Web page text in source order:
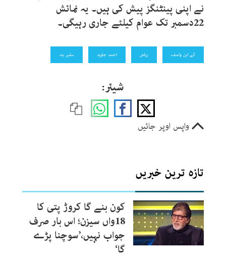
نے اپنی پینٹنگز پیش کی ہیں۔ یہ نمائش
22دسمبر تک عوام کیلئے جاری رہیگی۔
کے این واصف ریاض احمد جاوید سفیر ہند
شیئر:
واپس اوپر جائیں
تازہ ترین خبریں
کون بنے گا کروڑ پتی کا
18واں سیزن؛ اس بار صرف
جواب نہیں،’سوچنا پڑے
گا‘